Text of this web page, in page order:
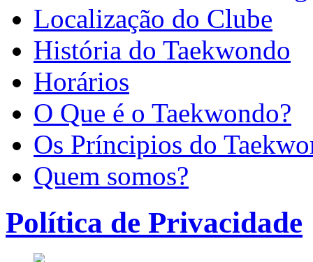
Localização do Clube
História do Taekwondo
Horários
O Que é o Taekwondo?
Os Príncipios do
Quem somos?
Política de Privacidade